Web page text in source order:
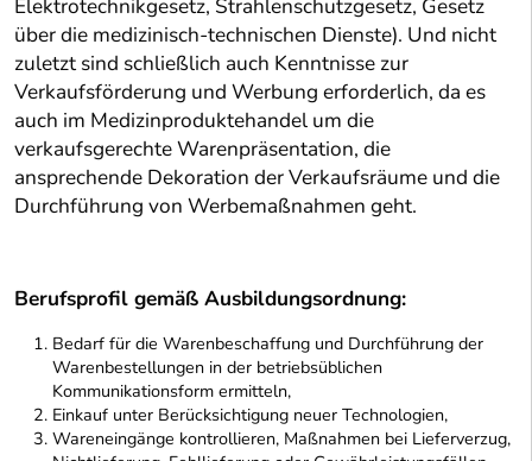
Elektrotechnikgesetz, Strahlenschutzgesetz, Gesetz
über die medizinisch-technischen Dienste). Und nicht
zuletzt sind schließlich auch Kenntnisse zur
Verkaufsförderung und Werbung erforderlich, da es
auch im Medizinproduktehandel um die
verkaufsgerechte Warenpräsentation, die
ansprechende Dekoration der Verkaufsräume und die
Durchführung von Werbemaßnahmen geht.
Berufsprofil gemäß Ausbildungsordnung:
Bedarf für die Warenbeschaffung und Durchführung der
Warenbestellungen in der betriebsüblichen
Kommunikationsform ermitteln,
Einkauf unter Berücksichtigung neuer Technologien,
Wareneingänge kontrollieren, Maßnahmen bei Lieferverzug,